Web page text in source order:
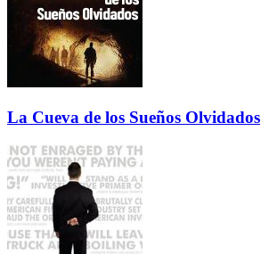
La Cueva de los Sueños Olvidados